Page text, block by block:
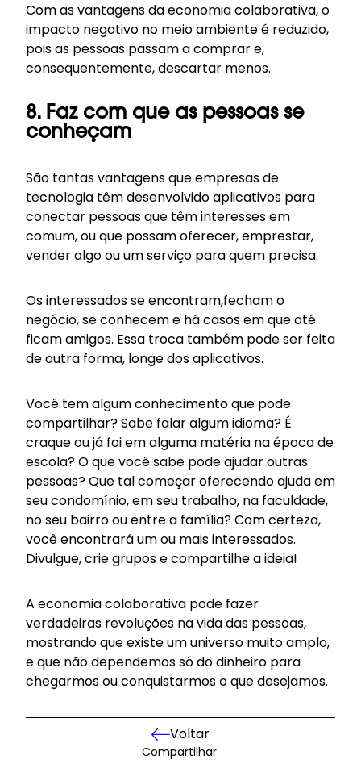
Com as vantagens da economia colaborativa, o
impacto negativo no meio ambiente é reduzido,
pois as pessoas passam a comprar e,
consequentemente, descartar menos.
8. Faz com que as pessoas se
conheçam
São tantas vantagens que empresas de
tecnologia têm desenvolvido aplicativos para
conectar pessoas que têm interesses em
comum, ou que possam oferecer, emprestar,
vender algo ou um serviço para quem precisa.
Os interessados se encontram,fecham o
negócio, se conhecem e há casos em que até
ficam amigos. Essa troca também pode ser feita
de outra forma, longe dos aplicativos.
Você tem algum conhecimento que pode
compartilhar? Sabe falar algum idioma? É
craque ou já foi em alguma matéria na época de
escola? O que você sabe pode ajudar outras
pessoas? Que tal começar oferecendo ajuda em
seu condomínio, em seu trabalho, na faculdade,
no seu bairro ou entre a família? Com certeza,
você encontrará um ou mais interessados.
Divulgue, crie grupos e compartilhe a ideia!
A economia colaborativa pode fazer
verdadeiras revoluções na vida das pessoas,
mostrando que existe um universo muito amplo,
e que não dependemos só do dinheiro para
chegarmos ou conquistarmos o que desejamos.
Voltar
Compartilhar